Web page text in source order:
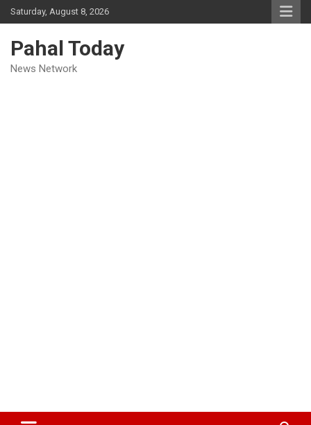
Skip
to
Saturday, August 8, 2026
Pahal Today
News Network